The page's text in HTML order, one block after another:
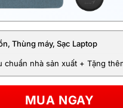
Thùng máy, Sạc Laptop
chuẩn nhà sản xuất + Tặng
MUA NGAY